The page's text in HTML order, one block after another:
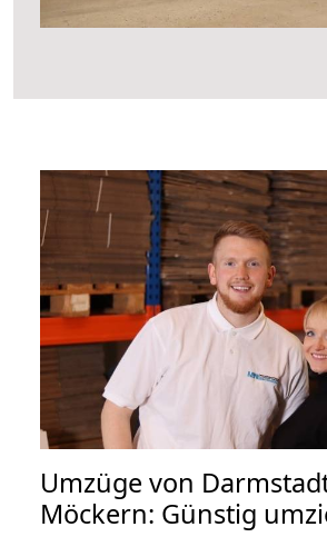
Umzüge von
Möckern: Günstig